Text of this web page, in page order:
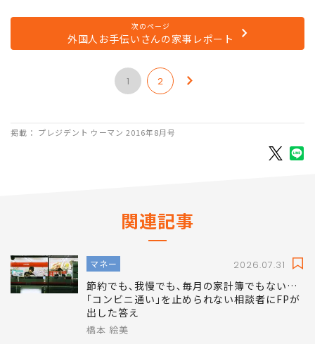
本場の外国料理を堪能できる。
次のページ
外国人お手伝いさんの家事レポート
マネー
節約でも､我慢でも､毎月の家計簿でもない…